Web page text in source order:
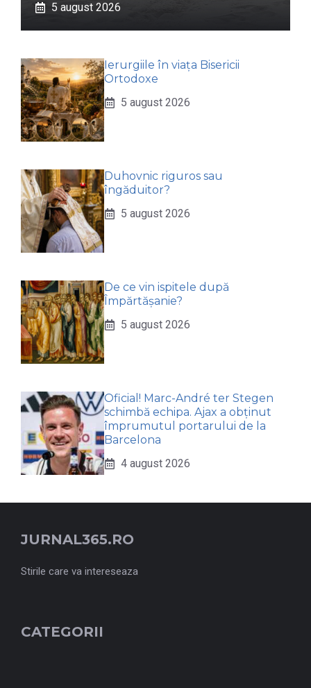
5 august 2026
Ierurgiile în viața Bisericii
Ortodoxe
5 august 2026
Duhovnic riguros sau
îngăduitor?
5 august 2026
De ce vin ispitele după
Împărtășanie?
5 august 2026
Oficial! Marc-André ter Stegen
schimbă echipa. Ajax a obținut
împrumutul portarului de la
Barcelona
4 august 2026
JURNAL365.RO
Stirile care va intereseaza
CATEGORII